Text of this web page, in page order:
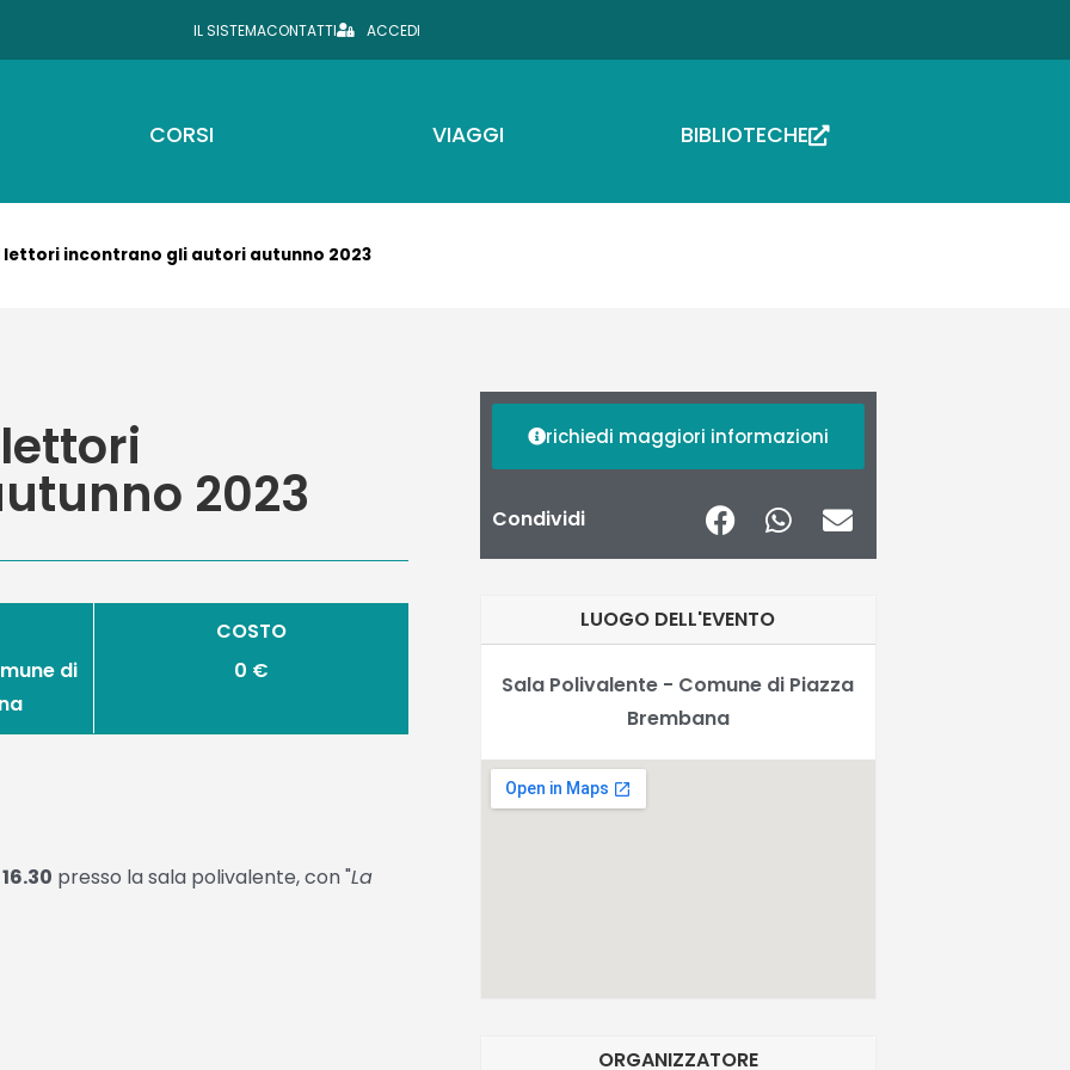
IL SISTEMACONTATTI ACCEDI
CORSI VIAGGI BIBLIOTECHE
lettori incontrano gli autori autunno 2023
2023
di
COSTO
0 €
16.30 presso la sala polivalente, con "La
richiedi maggiori informazioni
Condividi
LUOGO DELL'EVENTO
Sala Polivalente - Comune di Piazza
Brembana
ORGANIZZATORE